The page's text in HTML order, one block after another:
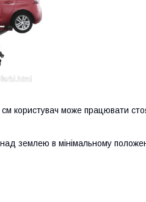
см користувач може працювати
землею в мінімальному